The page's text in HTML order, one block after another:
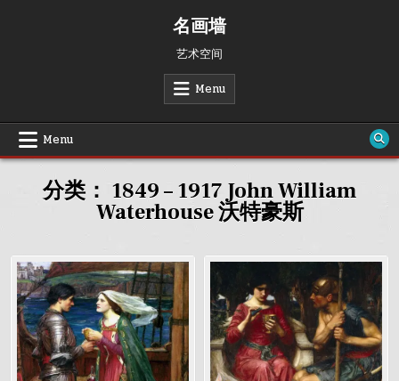
名画墙
艺术空间
Menu
Menu
分类： 1849 – 1917 John William
Waterhouse 沃特豪斯